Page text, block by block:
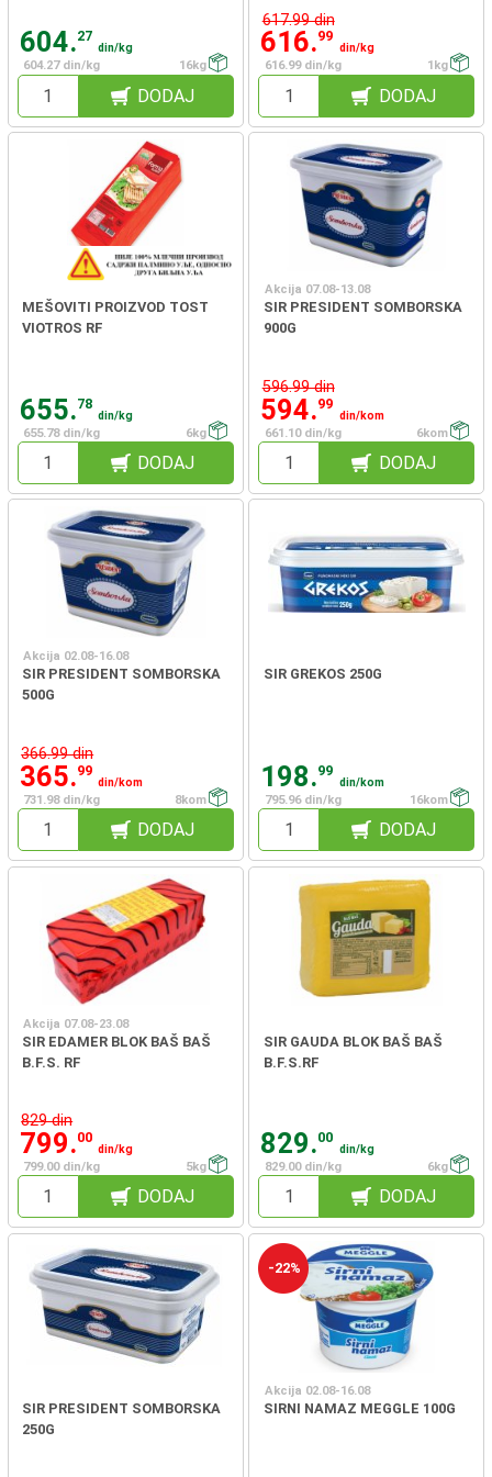
604.27
din/kg
604.27 din/kg
16kg
DODAJ
617.99 din
616.99
din/kg
616.99 din/kg
1kg
DODAJ
MEŠOVITI PROIZVOD TOST
VIOTROS RF
655.78
din/kg
655.78 din/kg
6kg
DODAJ
Akcija 07.08-13.08
SIR PRESIDENT SOMBORSKA
900G
596.99 din
594.99
din/kom
661.10 din/kg
6kom
DODAJ
Akcija 02.08-16.08
SIR PRESIDENT SOMBORSKA
500G
366.99 din
365.99
din/kom
731.98 din/kg
8kom
DODAJ
SIR GREKOS 250G
198.99
din/kom
795.96 din/kg
16kom
DODAJ
Akcija 07.08-23.08
SIR EDAMER BLOK BAŠ BAŠ
B.F.S. RF
829 din
799.00
din/kg
799.00 din/kg
5kg
DODAJ
SIR GAUDA BLOK BAŠ BAŠ
B.F.S.RF
829.00
din/kg
829.00 din/kg
6kg
DODAJ
SIR PRESIDENT SOMBORSKA
250G
-22%
Akcija 02.08-16.08
SIRNI NAMAZ MEGGLE 100G